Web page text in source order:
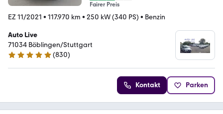
Fairer Preis
EZ 11/2021 • 117.970 km • 250 kW (340 PS) • Benzin
Auto Live
71034 Böblingen/Stuttgart
4.8 Sterne
(830)
Kontakt Parken